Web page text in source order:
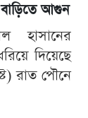
বাড়িতে আগুন
হাসানের
দিয়েছে
রাত পৌনে